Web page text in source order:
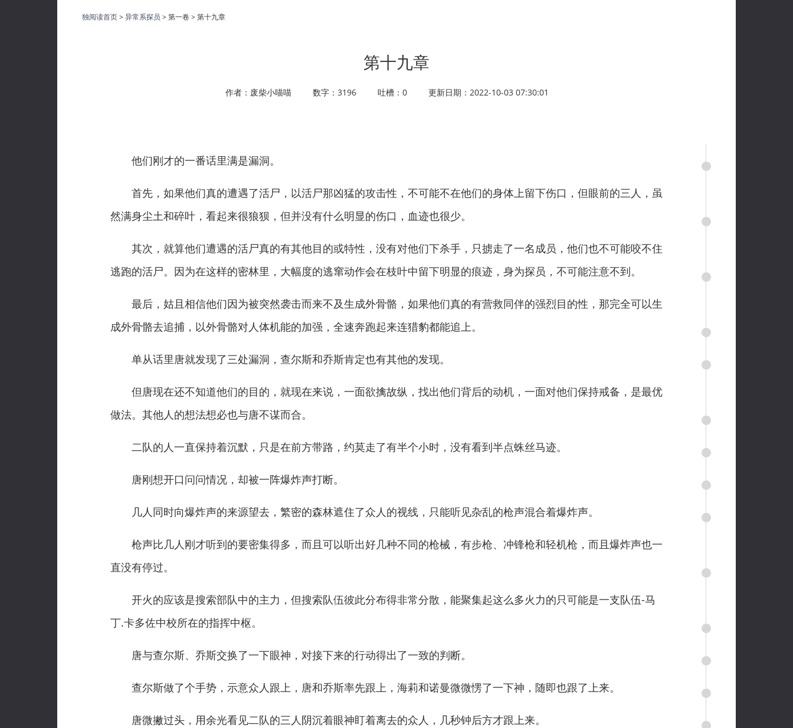
独阅读首页>异常系探员 > 第一卷 > 第十九章
第十九章
作者：废柴小喵喵 数字：3196 吐槽：0 更新日期：2022-10-03 07:30:01
他们刚才的一番话里满是漏洞。
首先，如果他们真的遭遇了活尸，以活尸那凶猛的攻击性，不可能不在他们的身体上留下伤口，但眼前的三人，虽
然满身尘土和碎叶，看起来很狼狈，但并没有什么明显的伤口，血迹也很少。
其次，就算他们遭遇的活尸真的有其他目的或特性，没有对他们下杀手，只掳走了一名成员，他们也不可能咬不住
逃跑的活尸。因为在这样的密林里，大幅度的逃窜动作会在枝叶中留下明显的痕迹，身为探员，不可能注意不到。
最后，姑且相信他们因为被突然袭击而来不及生成外骨骼，如果他们真的有营救同伴的强烈目的性，那完全可以生
成外骨骼去追捕，以外骨骼对人体机能的加强，全速奔跑起来连猎豹都能追上。
单从话里唐就发现了三处漏洞，查尔斯和乔斯肯定也有其他的发现。
但唐现在还不知道他们的目的，就现在来说，一面欲擒故纵，找出他们背后的动机，一面对他们保持戒备，是最优
做法。其他人的想法想必也与唐不谋而合。
二队的人一直保持着沉默，只是在前方带路，约莫走了有半个小时，没有看到半点蛛丝马迹。
唐刚想开口问问情况，却被一阵爆炸声打断。
几人同时向爆炸声的来源望去，繁密的森林遮住了众人的视线，只能听见杂乱的枪声混合着爆炸声。
枪声比几人刚才听到的要密集得多，而且可以听出好几种不同的枪械，有步枪、冲锋枪和轻机枪，而且爆炸声也一
直没有停过。
开火的应该是搜索部队中的主力，但搜索队伍彼此分布得非常分散，能聚集起这么多火力的只可能是一支队伍-马
丁.卡多佐中校所在的指挥中枢。
唐与查尔斯、乔斯交换了一下眼神，对接下来的行动得出了一致的判断。
查尔斯做了个手势，示意众人跟上，唐和乔斯率先跟上，海莉和诺曼微微愣了一下神，随即也跟了上来。
唐微撇过头，用余光看见二队的三人阴沉着眼神盯着离去的众人，几秒钟后方才跟上来。